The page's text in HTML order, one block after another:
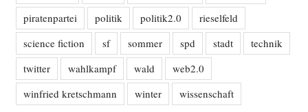
piratenpartei
politik politik2.0
rieselfeld
science fiction
sf sommer spd stadt
technik
twitter
wahlkampf wald
web2.0
winfried kretschmann
winter wissenschaft